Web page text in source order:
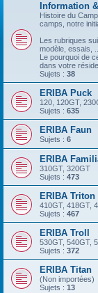
Information
Histoire du
camps, notre
Les rubriques
modèle, essais,
Le pourquoi de
dans votre
Sujets : 38
ERIBA Puck
120, 120GT,
Sujets : 635
ERIBA Faun
Sujets : 6
ERIBA
310GT, 320GT
Sujets : 473
ERIBA Triton
410GT, 418GT,
Sujets : 467
ERIBA Troll
530GT, 540GT,
Sujets : 372
ERIBA Titan
(Non importées)
Sujets : 13